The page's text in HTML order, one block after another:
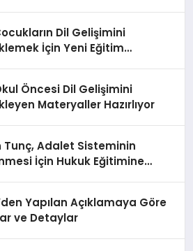
Dil Gelişimini
İçin Yeni Eğitim
Öncesi Dil Gelişimini
Materyaller Hazırlıyor
Tunç, Adalet Sisteminin
İçin Hukuk Eğitimine
Yapılan Açıklamaya Göre
ve Detaylar